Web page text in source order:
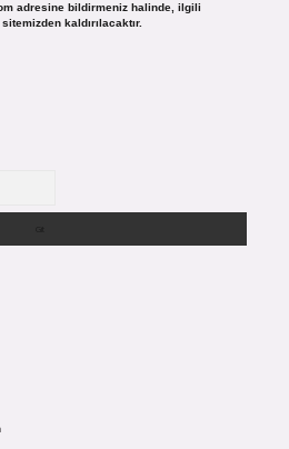
adresine bildirmeniz halinde, ilgili
kaldırılacaktır.